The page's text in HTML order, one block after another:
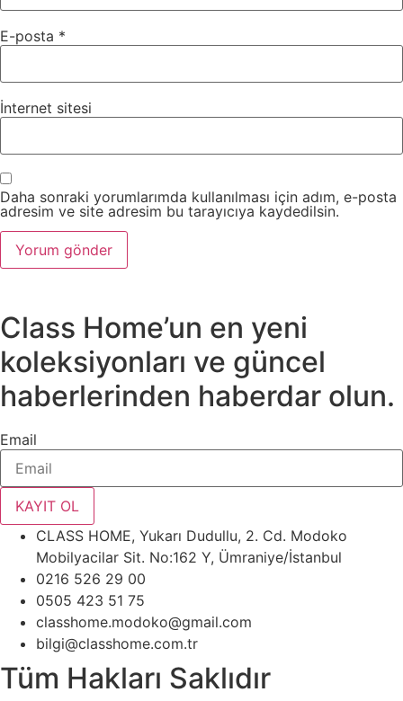
E-posta *
İnternet sitesi
Daha sonraki yorumlarımda kullanılması için adım, e-posta
adresim ve site adresim bu tarayıcıya kaydedilsin.
Class Home’un en yeni
koleksiyonları ve güncel
haberlerinden haberdar olun.
Email
KAYIT OL
CLASS HOME, Yukarı Dudullu, 2. Cd. Modoko
Mobilyacilar Sit. No:162 Y, Ümraniye/İstanbul
0216 526 29 00
0505 423 51 75
classhome.modoko@gmail.com
bilgi@classhome.com.tr
Tüm Hakları Saklıdır